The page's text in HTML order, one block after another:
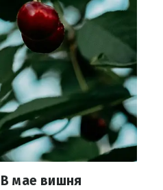
мае вишня